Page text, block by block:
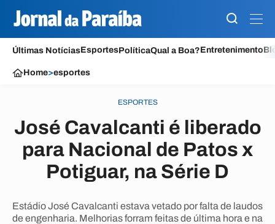
Últimas NotíciasEsportesPolíticaQual a Boa?Entretenimento
Home>esportes
ESPORTES
José Cavalcanti é liberado
para Nacional de Patos x
Potiguar, na Série D
Estádio José Cavalcanti estava vetado por falta de laudos
de engenharia. Melhorias forram feitas de última hora e na